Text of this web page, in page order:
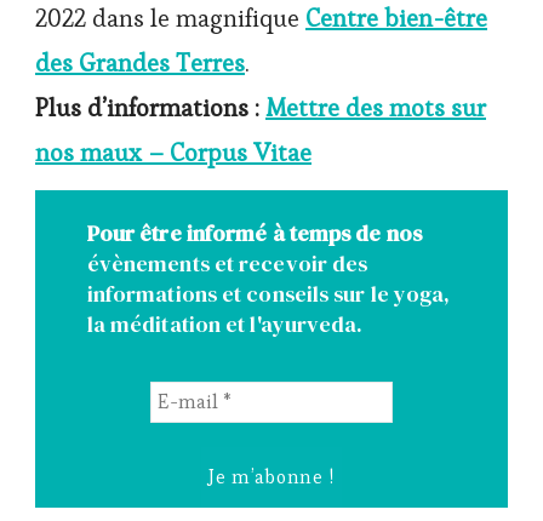
2022 dans le magnifique Centre bien-être
des Grandes Terres.
Plus d’informations :Mettre des mots sur
nos maux – Corpus Vitae
Pour être informé à temps de nos
évènements et recevoir des
informations et conseils sur le yoga,
la méditation et l'ayurveda.
*